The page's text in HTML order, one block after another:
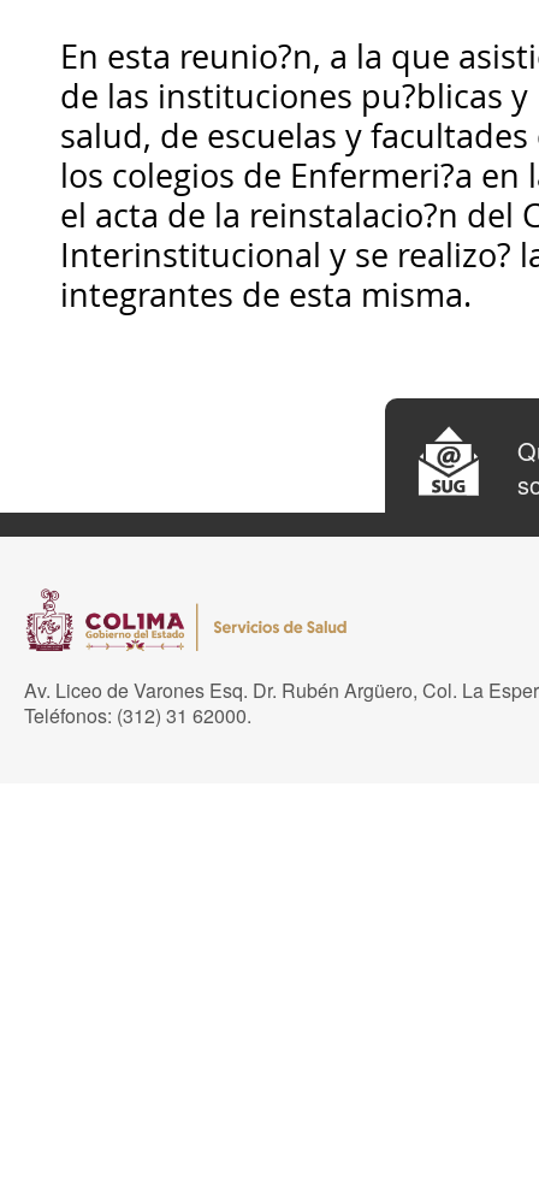
En esta reunio?n, a la que
de las instituciones pu?blicas
salud, de escuelas y
los colegios de Enfermeri?a
el acta de la reinstalacio?n del
Interinstitucional y se realizo?
integrantes de esta misma.
Av. Liceo de Varones Esq. Dr. Rubén Argüero, Col. La
Teléfonos: (312) 31 62000.